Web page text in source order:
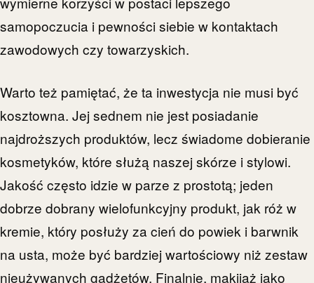
samopoczucia i pewności siebie w kontaktach
zawodowych czy towarzyskich.
Warto też pamiętać, że ta inwestycja nie musi być
kosztowna. Jej sednem nie jest posiadanie
najdroższych produktów, lecz świadome dobieranie
kosmetyków, które służą naszej skórze i stylowi.
Jakość często idzie w parze z prostotą; jeden
dobrze dobrany wielofunkcyjny produkt, jak róż w
kremie, który posłuży za cień do powiek i barwnik
na usta, może być bardziej wartościowy niż zestaw
nieużywanych gadżetów. Finalnie, makijaż jako